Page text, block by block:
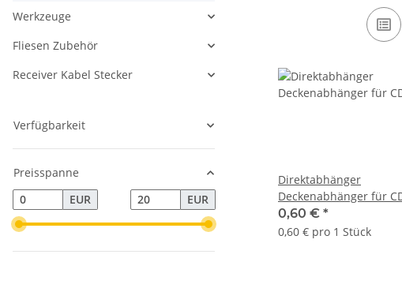
Direktabhänger
Deckenabhänger für
275 mm
0,60 € *
0,60 € pro 1 Stück
Werkzeuge
Fliesen Zubehör
Receiver Kabel Stecker
Verfügbarkeit
Preisspanne
EUR
EUR